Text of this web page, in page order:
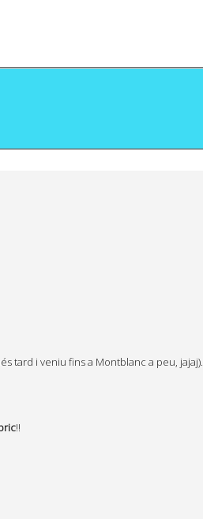
tard i veniu fins a Montblanc a peu, jajaj).
!!